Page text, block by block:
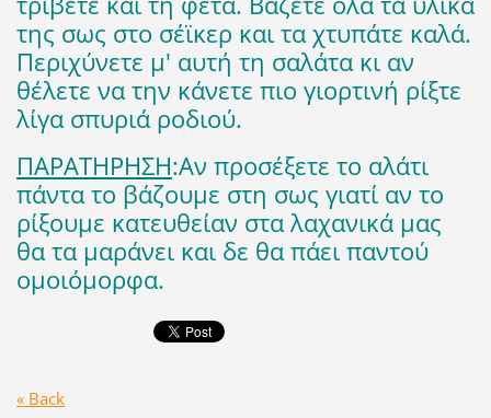
της σως στο σέϊκερ και τα χτυπάτε καλά.
Περιχύνετε μ' αυτή τη σαλάτα κι αν
θέλετε να την κάνετε πιο γιορτινή ρίξτε
λίγα σπυριά ροδιού.
ΠΑΡΑΤΗΡΗΣΗ:Αν προσέξετε το αλάτι
πάντα το βάζουμε στη σως γιατί αν το
ρίξουμε κατευθείαν στα λαχανικά μας
θα τα μαράνει και δε θα πάει παντού
ομοιόμορφα.
« Back